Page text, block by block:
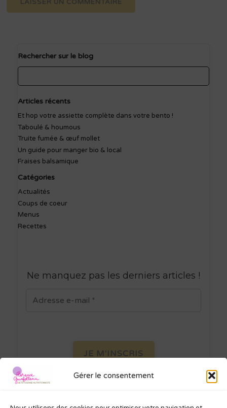
Gérer le consentement
Rechercher sur le blog
Articles récents
Et hop votre assiette complète dans votre bento !
Taboulé & houmous
Truite fumée & œuf mollet
Un guide pour manger bio & local
Fraises balsamique
Catégories
Actualités
Coups de coeur
Menus
Recettes
Ne manquez pas les derniers articles !
Je ne spamme pas ! Consultez ma